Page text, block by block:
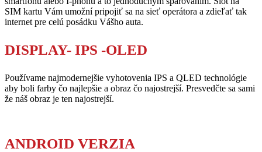
SIM kartu Vám umožní pripojiť sa na sieť operátora a zdieľať tak
internet pre celú posádku Vášho auta.
DISPLAY- IPS -OLED
Používame najmodernejšie vyhotovenia IPS a QLED technológie
aby boli farby čo najlepšie a obraz čo najostrejší. Presvedčte sa sami
že náš obraz je ten najostrejší.
ANDROID VERZIA